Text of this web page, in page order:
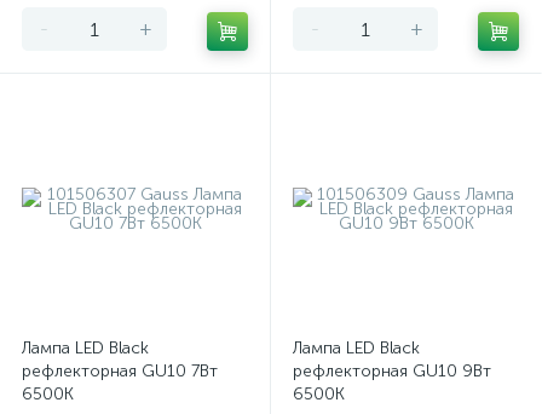
- + - +
Лампа LED Black
рефлекторная GU10 7Вт
6500К
Лампа LED Black
рефлекторная GU10 9Вт
6500К